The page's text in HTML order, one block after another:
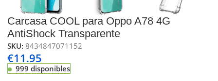
Carcasa COOL para Oppo A78 4G
AntiShock Transparente
SKU:8434847071152
€11.95
999 disponibles